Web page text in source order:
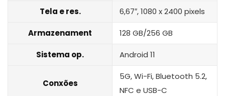
Tela e res. 6,67″, 1080 x 2400 pixels
Armazenament 128 GB/256 GB
Sistema op. Android 11
Conxões
5G, Wi-Fi, Bluetooth 5.2,
NFC e USB-C